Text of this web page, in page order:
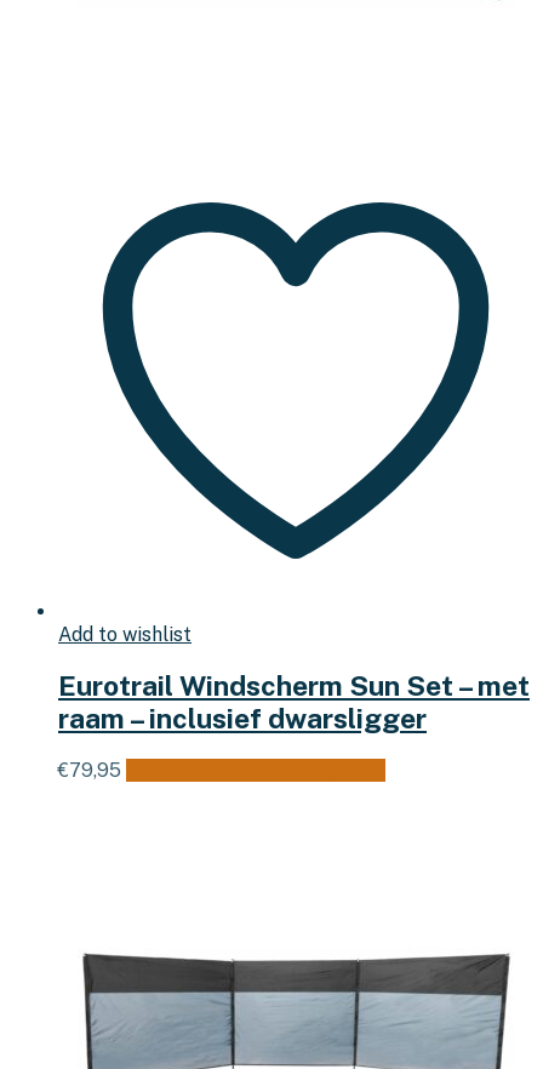
Add to wishlist
Eurotrail Windscherm Sun Set – met
raam – inclusief dwarsligger
€79,95